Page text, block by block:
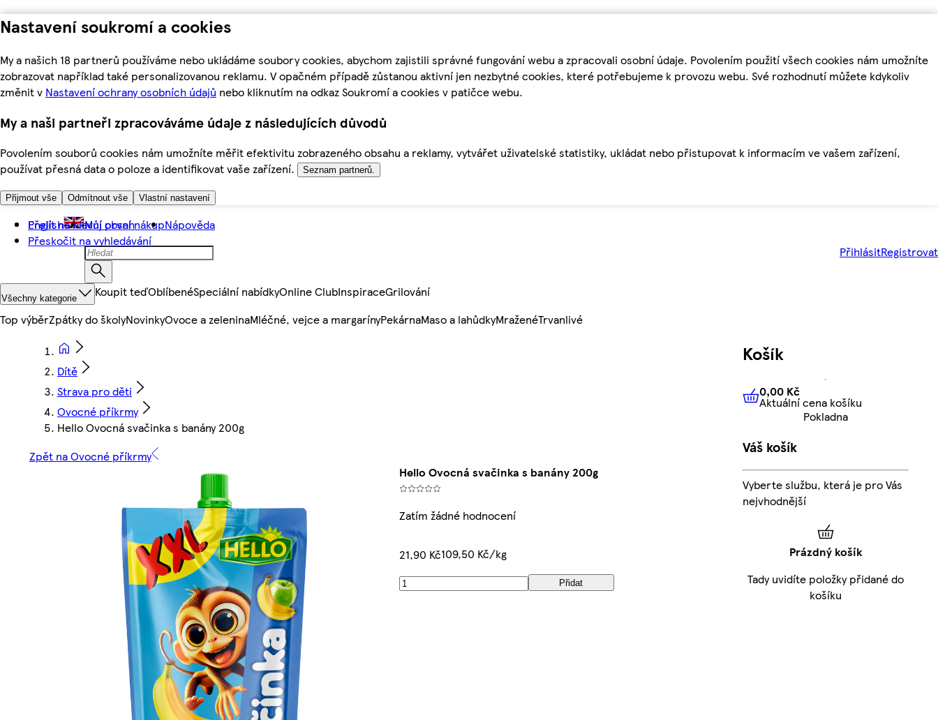
Nastavení soukromí a cookies
My a našich 18 partnerů používáme nebo ukládáme soubory cookies, abychom zajistili správné fungování webu a zpracovali osobní údaje. Povolením použití všech cookies nám umožníte
zobrazovat například také personalizovanou reklamu. V opačném případě zůstanou aktivní jen nezbytné cookies, které potřebujeme k provozu webu. Své rozhodnutí můžete kdykoliv
změnit v Nastavení ochrany osobních údajů nebo kliknutím na odkaz Soukromí a cookies v patičce webu.
My a naši partneři zpracováváme údaje z následujících důvodů
Povolením souborů cookies nám umožníte měřit efektivitu zobrazeného obsahu a reklamy, vytvářet uživatelské statistiky, ukládat nebo přistupovat k informacím ve vašem zařízení,
používat přesná data o poloze a identifikovat vaše zařízení.
Seznam partnerů.
Přijmout vše Odmítnout vše Vlastní nastavení
Přejít na hlavní obsah
Přeskočit na vyhledávání
English Můj první nákupNápověda
PřihlásitRegistrovat
Všechny kategorie Koupit teďOblíbenéSpeciální nabídkyOnline ClubInspiraceGrilování
Top výběrZpátky do školyNovinkyOvoce a zeleninaMléčné, vejce a margarínyPekárnaMaso a lahůdkyMraženéTrvanlivé
Dítě
Strava pro děti
Ovocné příkrmy
Hello Ovocná svačinka s banány 200g
Zpět na Ovocné příkrmy
Hello Ovocná svačinka s banány 200g
Zatím žádné hodnocení
21,90 Kč109,50 Kč/kg
Přidat
Košík
0,00 KčAktuální cena košíku
0,00 Kč
Aktuální cena košíku
Pokladna
Váš košík
Vyberte službu, která je pro Vás
nejvhodnější
Prázdný košík
Tady uvidíte položky přidané do
košíku